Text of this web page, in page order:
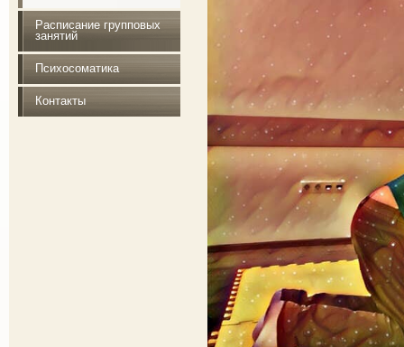
Расписание групповых
занятий
Психосоматика
Контакты